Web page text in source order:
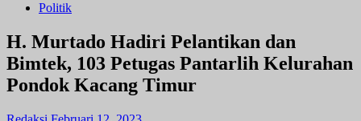
Politik
H. Murtado Hadiri Pelantikan dan
Bimtek, 103 Petugas Pantarlih Kelurahan
Pondok Kacang Timur